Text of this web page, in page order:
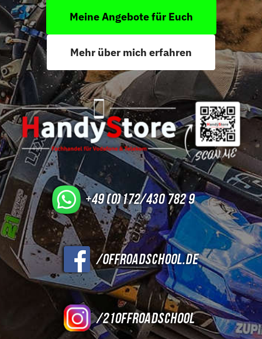
Meine Angebote für Euch
Mehr über mich erfahren